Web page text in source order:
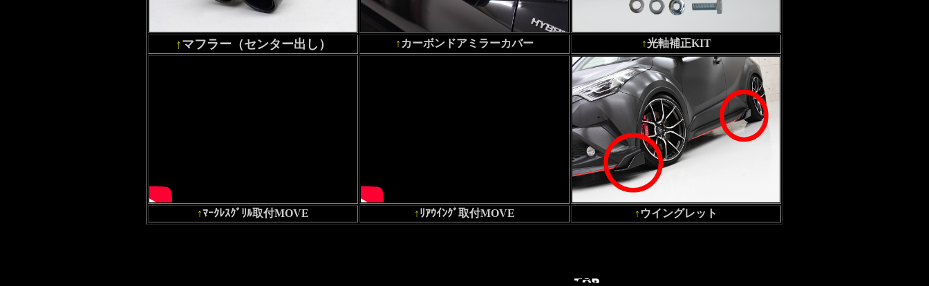
↑マフラー（センター出し） ↑ カーボンドアミラーカバー ↑光軸補正KIT
↑ﾏｰｸﾚｽｸﾞﾘﾙ取付MOVE ↑ﾘｱｳｲﾝｸﾞ取付MOVE ↑ ウイングレット